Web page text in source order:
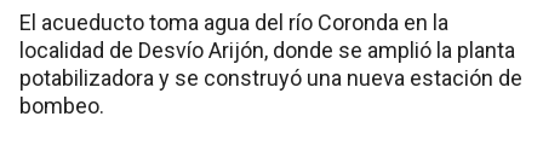
El acueducto toma agua del río Coronda en la
localidad de Desvío Arijón, donde se amplió la planta
potabilizadora y se construyó una nueva estación de
bombeo.